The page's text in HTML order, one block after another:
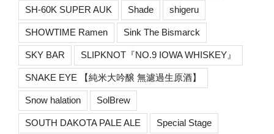
SH-60K SUPER AUK Shade shigeru
SHOWTIME Ramen Sink The Bismarck
SKY BAR SLIPKNOT『NO.9 IOWA WHISKEY』
SNAKE EYE 【純米大吟醸 無濾過生原酒】
Snow halation SolBrew
SOUTH DAKOTA PALE ALE Special Stage